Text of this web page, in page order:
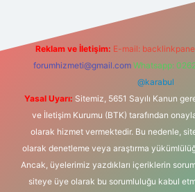
Reklam ve İletişim: E-mail:
forumhizmeti@gmail.com Whatsapp:
@karabul
Yasal Uyarı: Sitemiz, 5651 Sayılı Kanun
ve İletişim Kurumu (BTK) tarafından
olarak hizmet vermektedir. Bu nedenle,
olarak denetleme veya araştırma
Ancak, üyelerimiz yazdıkları içeriklerin
siteye üye olarak bu sorumluluğu kabul